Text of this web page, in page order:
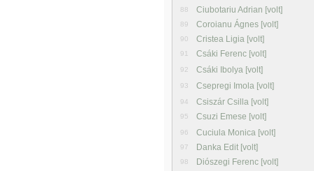
88 Ciubotariu Adrian [volt]
89 Coroianu Ágnes [volt]
90 Cristea Ligia [volt]
91 Csáki Ferenc [volt]
92 Csáki Ibolya [volt]
93 Csepregi Imola [volt]
94 Csiszár Csilla [volt]
95 Csuzi Emese [volt]
96 Cuciula Monica [volt]
97 Danka Edit [volt]
98 Diószegi Ferenc [volt]